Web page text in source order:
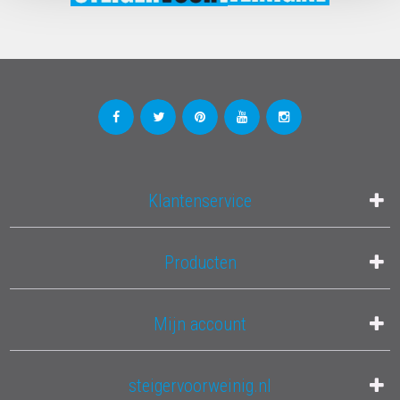
Klantenservice
Producten
Mijn account
steigervoorweinig.nl